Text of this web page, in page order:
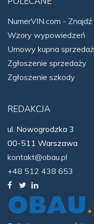
NumerVIN.com - Znajdź
Wzory wypowiedzeń
Umowy kupna
Zgłoszenie sprzedaży
Zgłoszenie szkody
REDAKCJA
ul. Nowogrodzka 3
00-511 Warszawa
kontakt@obau.pl
+48 512 438 653